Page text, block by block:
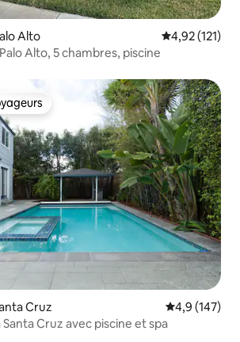
Alto Évaluation
4,92 (121)
Alto, 5 chambres, piscine
Cruz Évaluation
4,9 (147)
Santa Cruz avec piscine et spa